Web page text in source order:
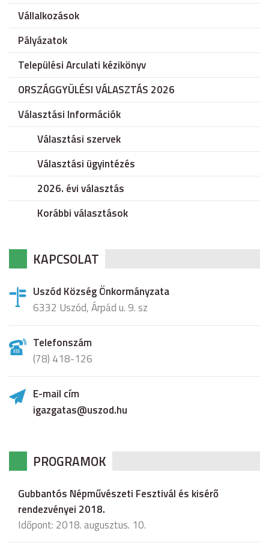
Vállalkozások
Pályázatok
Települési Arculati kézikönyv
ORSZÁGGYÜLÉSI VÁLASZTÁS 2026
Választási Információk
Választási szervek
Választási ügyintézés
2026. évi választás
Korábbi választások
KAPCSOLAT
Uszód Község Önkormányzata
6332 Uszód, Árpád u. 9. sz
Telefonszám
(78) 418-126
E-mail cím
igazgatas@uszod.hu
PROGRAMOK
Gubbantós Népművészeti Fesztivál és kisérő
rendezvényei 2018.
Időpont: 2018. augusztus. 10.